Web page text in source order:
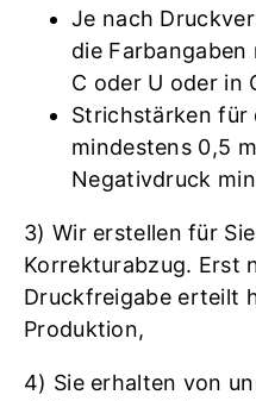
Je nach
die Farbangaben
C oder U oder in
Strichstärken für
mindestens 0,5
Negativdruck
3) Wir erstellen für
Korrekturabzug. Erst
Druckfreigabe erteilt
Produktion,
4) Sie erhalten von